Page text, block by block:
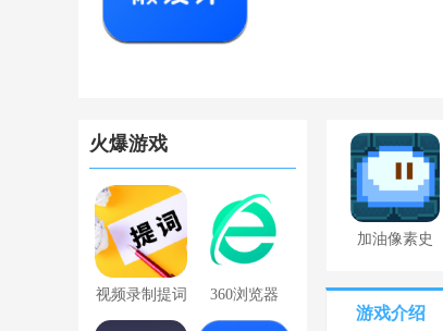
火爆游戏
视频录制提词 360浏览器
加油像素史
新版
游戏介绍